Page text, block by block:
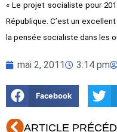
« Le projet socialiste pour
République. C’est un
la pensée socialiste dans les
mai 2, 2011 3:14 pm
Facebook
Précédent
ARTICLE